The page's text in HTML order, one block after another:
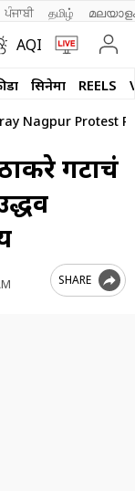
ਪੰਜਾਬੀ தமிழ்
AQI
सिनेमा REELS
Nagpur Protest
गटाचं
SHARE